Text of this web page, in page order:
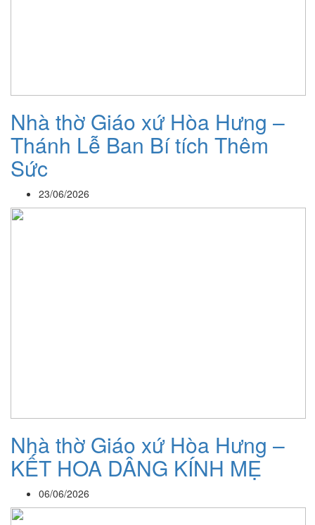
Nhà thờ Giáo xứ Hòa Hưng –
Thánh Lễ Ban Bí tích Thêm
Sức
23/06/2026
Nhà thờ Giáo xứ Hòa Hưng –
KẾT HOA DÂNG KÍNH MẸ
06/06/2026